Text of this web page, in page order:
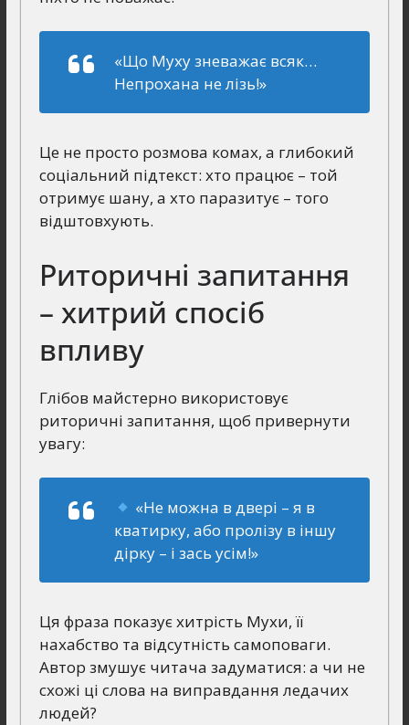
«Що Муху зневажає всяк…
Непрохана не лізь!»
Це не просто розмова комах, а глибокий
соціальний підтекст: хто працює – той
отримує шану, а хто паразитує – того
відштовхують.
Риторичні запитання
– хитрий спосіб
впливу
Глібов майстерно використовує
риторичні запитання, щоб привернути
увагу:
«Не можна в двері – я в
кватирку, або пролізу в іншу
дірку – і зась усім!»
Ця фраза показує хитрість Мухи, її
нахабство та відсутність самоповаги.
Автор змушує читача задуматися: а чи не
схожі ці слова на виправдання ледачих
людей?